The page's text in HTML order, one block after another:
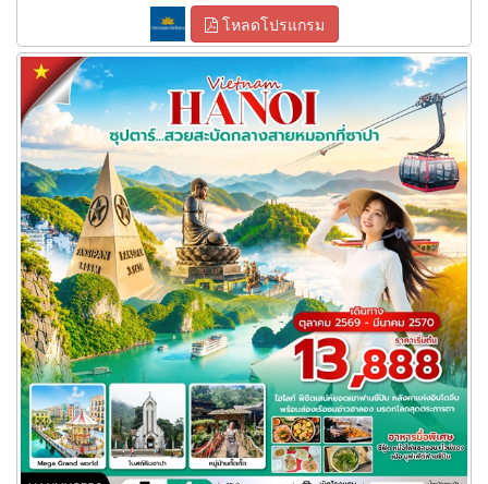
โหลดโปรแกรม
ทัวร์เวียดนามเหนือ สวยสะบัดกลางสายหมอกที่ซาปา 5 วัน 4 คืน